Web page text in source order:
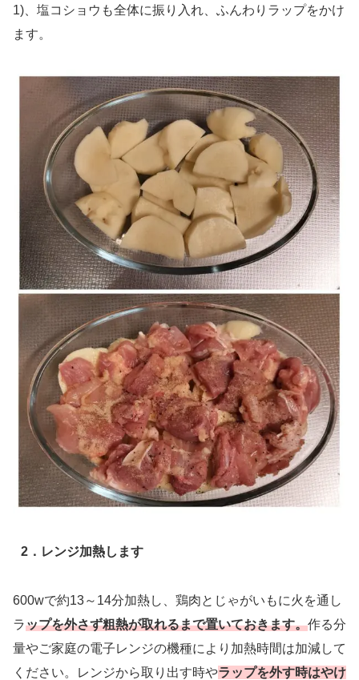
1)、塩コショウも全体に振り入れ、ふんわりラップをかけ
ます。
2．レンジ加熱します
600wで約13～14分加熱し、鶏肉とじゃがいもに火を通し
ラップを外さず粗熱が取れるまで置いておきます。作る分
量やご家庭の電子レンジの機種により加熱時間は加減して
ください。レンジから取り出す時やラップを外す時はやけ